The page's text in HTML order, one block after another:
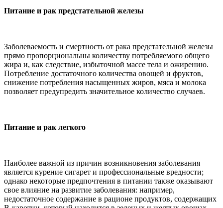
Питание и рак предстательной железы
Заболеваемость и смертность от рака предстательной железы
прямо пропорциональны количеству потребляемого общего
жира и, как следствие, избыточной массе тела и ожирению.
Потребление достаточного количества овощей и фруктов,
снижение потребления насыщенных жиров, мяса и молока
позволяет предупредить значительное количество случаев.
Питание и рак легкого
Наиболее важной из причин возникновения заболевания
является курение сигарет и профессиональные вредности;
однако некоторые предпочтения в питании также оказывают
свое влияние на развитие заболевания: например,
недостаточное содержание в рационе продуктов, содержащих